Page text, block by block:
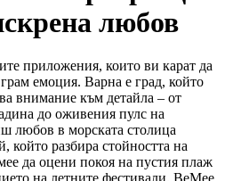
любов
приложения, които ви карат да
емоция. Варна е град, който
внимание към детайла – от
до оживения пулс на
любов в морската столица
който разбира стойността на
да оцени покоя на пустия плаж
на летните фестивали. BeMee